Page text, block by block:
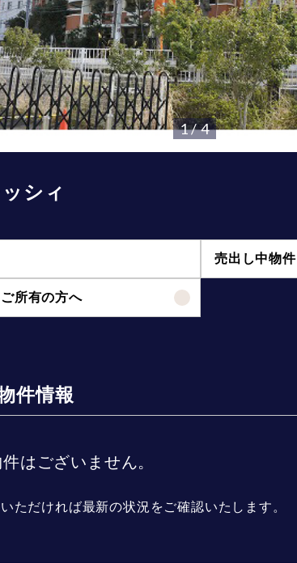
1 / 4
シィ
売出し中物件
所有の方へ
件情報
はございません。
ただければ最新の状況をご確認いたします。